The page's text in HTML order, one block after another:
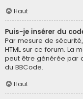
Haut
Puis-je insérer du
Par mesure de
HTML sur ce forum. La
peut être générée par
du BBCode.
Haut